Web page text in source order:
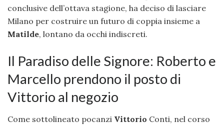
conclusive dell’ottava stagione, ha deciso di lasciare
Milano per costruire un futuro di coppia insieme a
Matilde, lontano da occhi indiscreti.
Il Paradiso delle Signore: Roberto e
Marcello prendono il posto di
Vittorio al negozio
Come sottolineato pocanzi Vittorio Conti, nel corso